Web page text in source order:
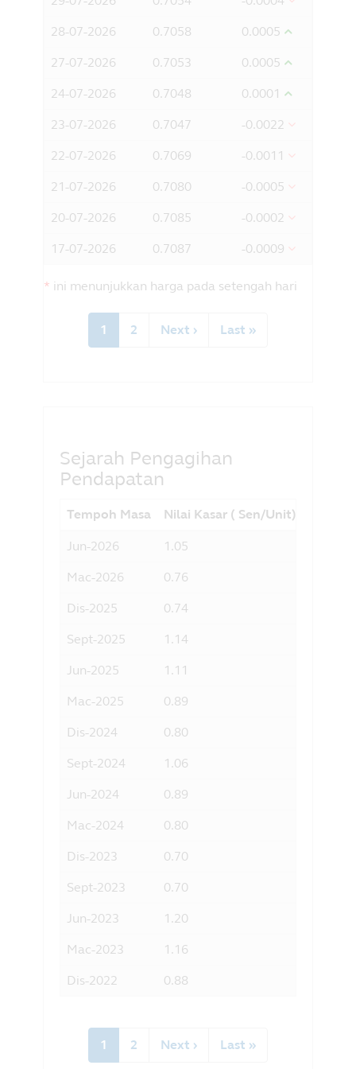
dapat mengakses maklumat dari dalam
bersetuju dengan pengecualian oleh
untuk apa-apa kerugian (terus atau
sebaliknya) yang timbul daripada
penggunaan mana-mana bahagian
maklumat yang terkandung dalam
apa liabiliti berkenaan dengan apa-apa
dan apa-apa yang berkaitan pihak
28-07-2026 0.7058 0.0005
27-07-2026 0.7053 0.0005
24-07-2026 0.7048 0.0001
23-07-2026 0.7047 -0.0022
22-07-2026 0.7069 -0.0011
21-07-2026 0.7080 -0.0005
20-07-2026 0.7085 -0.0002
17-07-2026 0.7087 -0.0009
* ini menunjukkan harga pada setengah hari
Pagination
Current
page
1 Halaman
2
Next
Next ›
Last
Last »
Sejarah Pengagihan
Pendapatan
Tempoh Masa Nilai Kasar ( Sen/Unit)]
Jun-2026 1.05
Mac-2026 0.76
Dis-2025 0.74
Sept-2025 1.14
Jun-2025 1.11
Mac-2025 0.89
Dis-2024 0.80
Sept-2024 1.06
Jun-2024 0.89
Mac-2024 0.80
Dis-2023 0.70
Sept-2023 0.70
Jun-2023 1.20
Mac-2023 1.16
Dis-2022 0.88
Pagination
Current
page
1 Halaman
2
Next
Next ›
Last
Last »